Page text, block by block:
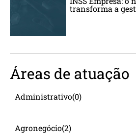
transforma a
Áreas de atuação
Administrativo(0)
Agronegócio(2)